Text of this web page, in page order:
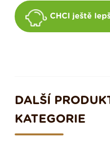
CHCI ještě
DALŠÍ
KATEGORIE